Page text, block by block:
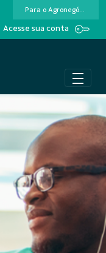
Para o Agronegócio
Acesse sua conta